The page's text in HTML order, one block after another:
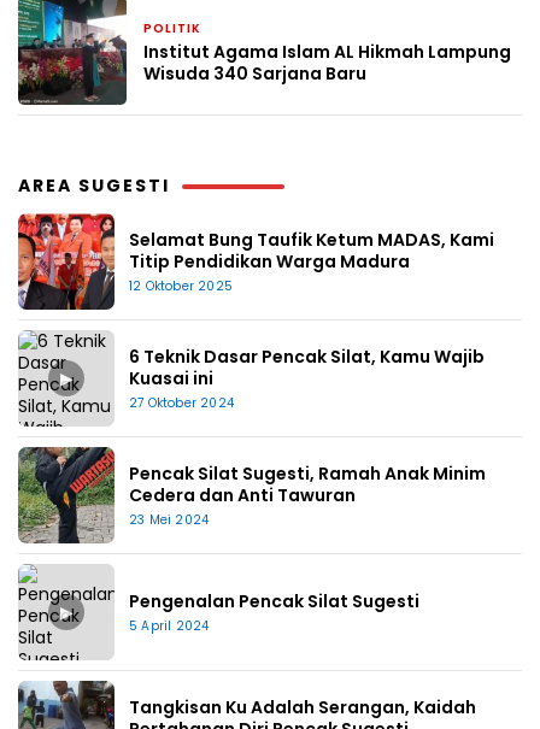
POLITIK
Institut Agama Islam AL Hikmah Lampung
Wisuda 340 Sarjana Baru
AREA SUGESTI
Selamat Bung Taufik Ketum MADAS, Kami
Titip Pendidikan Warga Madura
12 Oktober 2025
▶
6 Teknik Dasar Pencak Silat, Kamu Wajib
Kuasai ini
27 Oktober 2024
Pencak Silat Sugesti, Ramah Anak Minim
Cedera dan Anti Tawuran
23 Mei 2024
▶ Pengenalan Pencak Silat Sugesti
5 April 2024
Tangkisan Ku Adalah Serangan, Kaidah